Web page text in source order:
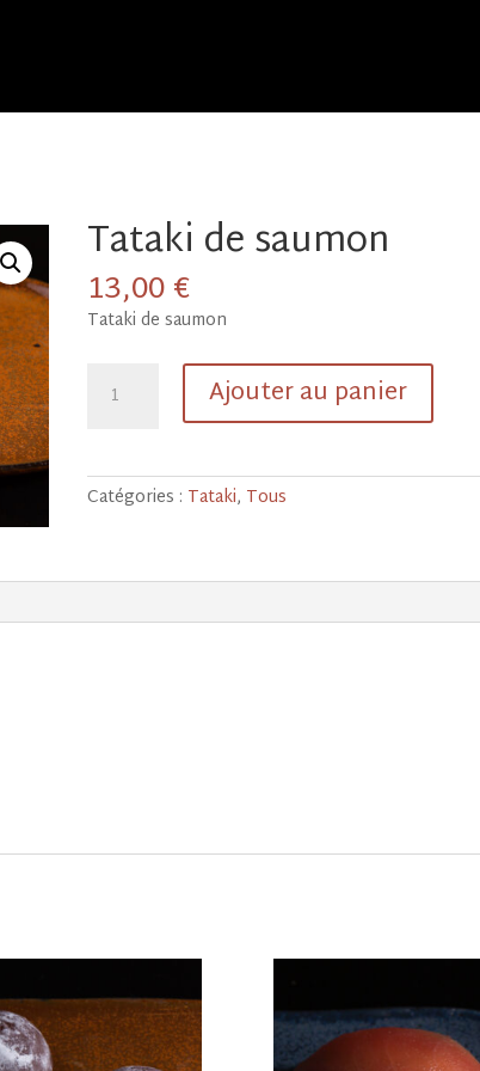
Tataki de saumon
13,00€
Tataki de saumon
saumon
Ajouter au panier
Catégories : Tataki, Tous